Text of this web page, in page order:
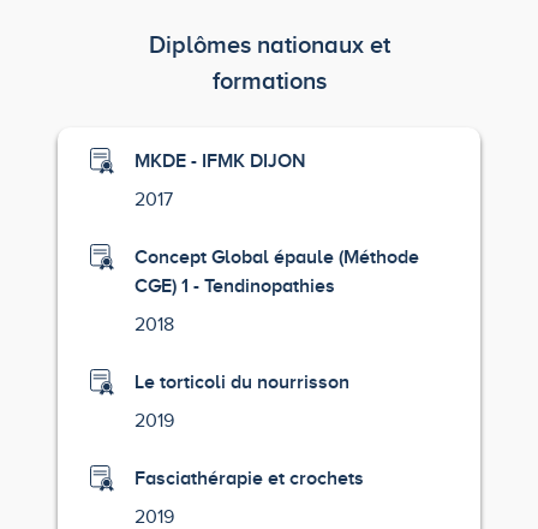
Diplômes nationaux et
formations
MKDE - IFMK DIJON
2017
Concept Global épaule (Méthode
CGE) 1 - Tendinopathies
2018
Le torticoli du nourrisson
2019
Fasciathérapie et crochets
2019